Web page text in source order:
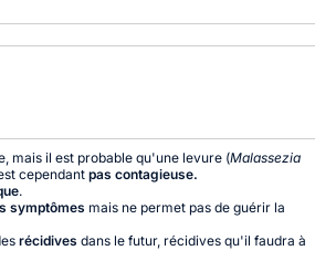
mais il est probable qu'une levure (Malassezia
cependant pas contagieuse.
.
symptômes mais ne permet pas de guérir la
récidives dans le futur, récidives qu'il faudra à